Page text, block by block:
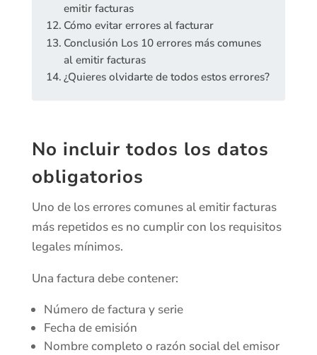
emitir facturas
Cómo evitar errores al facturar
Conclusión Los 10 errores más comunes
al emitir facturas
¿Quieres olvidarte de todos estos errores?
No incluir todos los datos
obligatorios
Uno de los errores comunes al emitir facturas
más repetidos es no cumplir con los requisitos
legales mínimos.
Una factura debe contener:
Número de factura y serie
Fecha de emisión
Nombre completo o razón social del emisor